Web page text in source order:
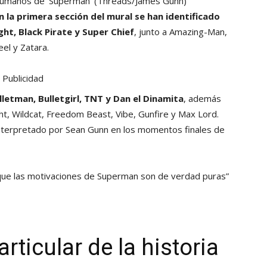
la primera sección del mural se han identificado
Black Pirate y Super Chief, junto a Amazing-Man,
y Zatara.
Publicidad
Bulletgirl, TNT y Dan el Dinamita, además
Wildcat, Freedom Beast, Vibe, Gunfire y Max Lord.
por Sean Gunn en los momentos finales de
las motivaciones de Superman son de verdad puras”
de la historia